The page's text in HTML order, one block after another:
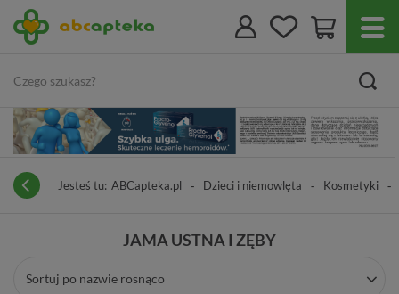
Jesteś tu: ABCapteka.pl Dzieci i niemowlęta Kosmetyki
JAMA USTNA I ZĘBY
Sortuj po nazwie rosnąco